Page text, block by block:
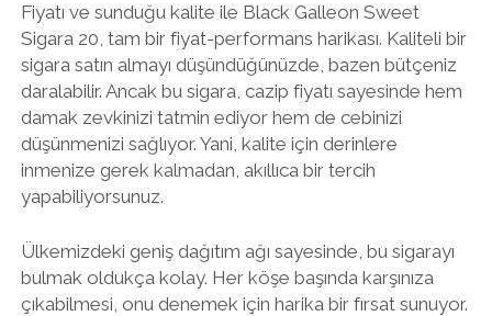
Fiyatı ve sunduğu kalite ile Black Galleon Sweet
Sigara 20, tam bir fiyat-performans harikası. Kaliteli bir
sigara satın almayı düşündüğünüzde, bazen bütçeniz
daralabilir. Ancak bu sigara, cazip fiyatı sayesinde hem
damak zevkinizi tatmin ediyor hem de cebinizi
düşünmenizi sağlıyor. Yani, kalite için derinlere
inmenize gerek kalmadan, akıllıca bir tercih
yapabiliyorsunuz.
Ülkemizdeki geniş dağıtım ağı sayesinde, bu sigarayı
bulmak oldukça kolay. Her köşe başında karşınıza
çıkabilmesi, onu denemek için harika bir fırsat sunuyor.